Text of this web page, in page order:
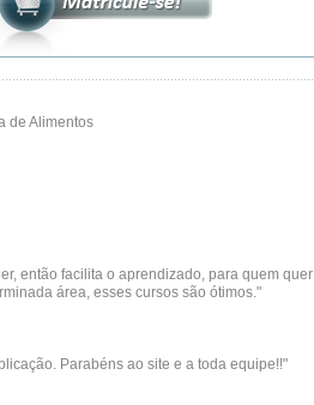
de Alimentos
então facilita o aprendizado, para quem quer
área, esses cursos são ótimos."
Parabéns ao site e a toda equipe!!"